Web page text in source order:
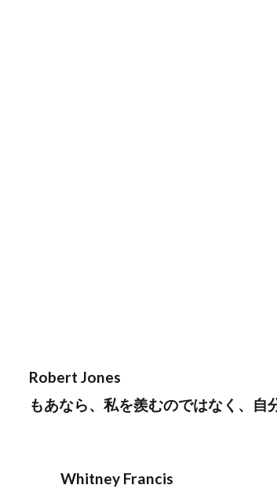
Robert Jones
もあなら、私を羨むのではなく、自
Whitney Francis